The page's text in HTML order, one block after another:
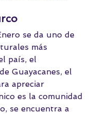
se da uno de
más
país, el
Guayacanes, el
apreciar
es la comunidad
se encuentra a